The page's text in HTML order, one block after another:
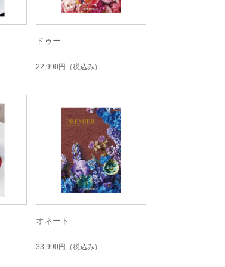
ドゥー
22,990円 （税込み）
オネート
33,990円 （税込み）